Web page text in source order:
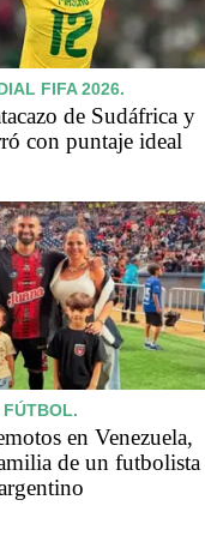
FIFA 2026.
de Sudáfrica y
con puntaje ideal
FÚTBOL.
en Venezuela,
de un futbolista